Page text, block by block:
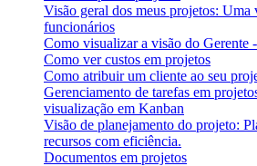
Visão geral dos meus projetos: Uma
funcionários
Como visualizar a visão do Gerente
Como ver custos em projetos
Como atribuir um cliente ao seu
Gerenciamento de tarefas em
visualização em Kanban
Visão de planejamento do projeto:
recursos com eficiência.
Documentos em projetos